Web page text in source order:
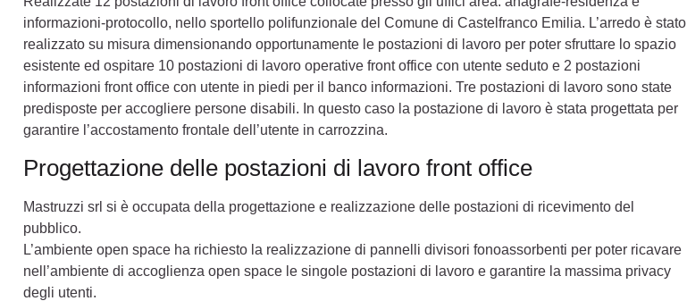
informazioni-protocollo, nello sportello polifunzionale del Comune di Castelfranco Emilia. L’arredo è stato
realizzato su misura dimensionando opportunamente le postazioni di lavoro per poter sfruttare lo spazio
esistente ed ospitare 10 postazioni di lavoro operative front office con utente seduto e 2 postazioni
informazioni front office con utente in piedi per il banco informazioni. Tre postazioni di lavoro sono state
predisposte per accogliere persone disabili. In questo caso la postazione di lavoro è stata progettata per
garantire l’accostamento frontale dell’utente in carrozzina.
Progettazione delle postazioni di lavoro front office
Mastruzzi srl si è occupata della progettazione e realizzazione delle postazioni di ricevimento del
pubblico.
L’ambiente open space ha richiesto la realizzazione di pannelli divisori fonoassorbenti per poter ricavare
nell’ambiente di accoglienza open space le singole postazioni di lavoro e garantire la massima privacy
degli utenti.